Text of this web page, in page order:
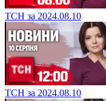
ТСН за 2024.08.10
ТСН за 2024.08.10